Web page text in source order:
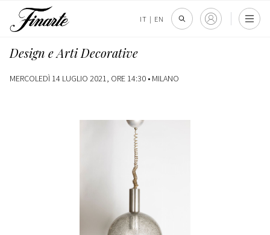
IT | EN
Design e Arti Decorative
MERCOLEDÌ 14 LUGLIO 2021, ORE 14:30 • MILANO